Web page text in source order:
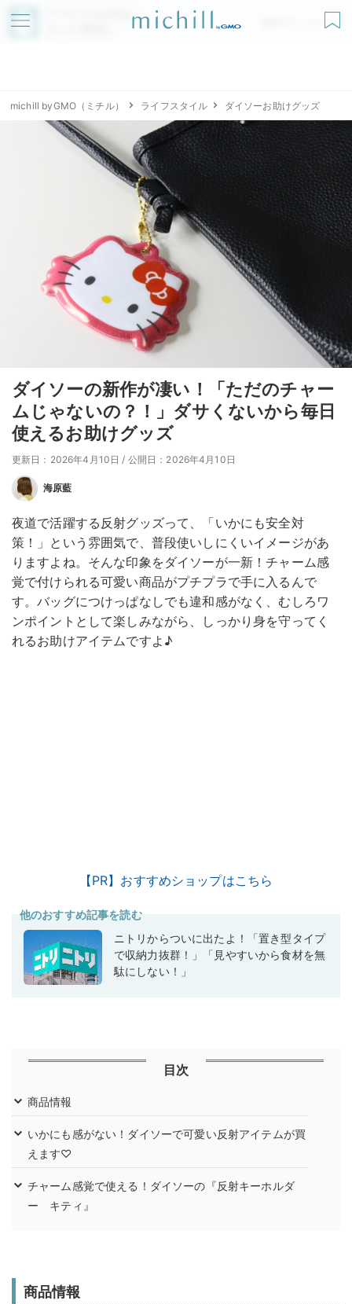
アプリでmichillが
無料ダウンロード
michill byGMO（ミチル） ライフスタイル ダイソーお助けグッズ
ダイソーの新作が凄い！「ただのチャー
ムじゃないの？！」ダサくないから毎日
使えるお助けグッズ
更新日：2026年4月10日 / 公開日：2026年4月10日
海原藍
夜道で活躍する反射グッズって、「いかにも安全対
策！」という雰囲気で、普段使いしにくいイメージがあ
りますよね。そんな印象をダイソーが一新！チャーム感
覚で付けられる可愛い商品がプチプラで手に入るんで
す。バッグにつけっぱなしでも違和感がなく、むしろワ
ンポイントとして楽しみながら、しっかり身を守ってく
れるお助けアイテムですよ♪
【PR】おすすめショップはこちら
他のおすすめ記事を読む
ニトリからついに出たよ！「置き型タイプ
で収納力抜群！」「見やすいから食材を無
駄にしない！」
目次
商品情報
いかにも感がない！ダイソーで可愛い反射アイテムが買
えます♡
チャーム感覚で使える！ダイソーの『反射キーホルダ
ー キティ』
商品情報